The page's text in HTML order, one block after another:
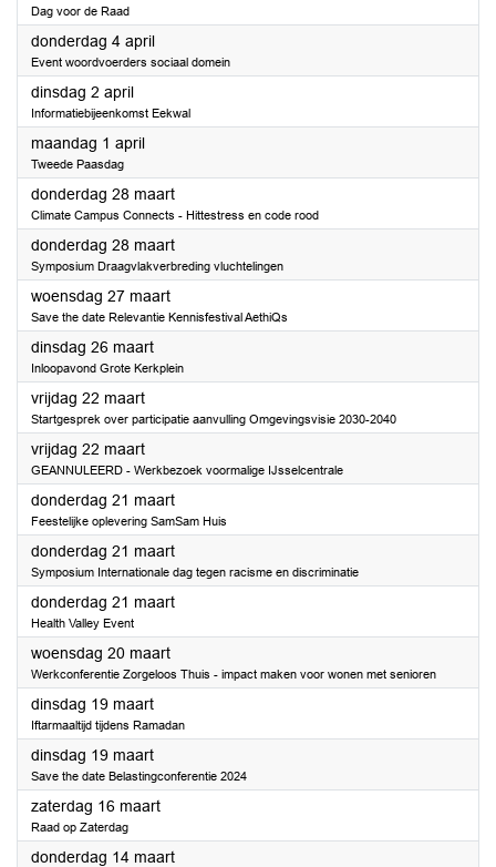
Dag voor de Raad
donderdag 4 april2024
Event woordvoerders sociaal domein
dinsdag 2 april2024
Informatiebijeenkomst Eekwal
maandag 1 april2024
Tweede Paasdag
donderdag 28 maart2024
Climate Campus Connects - Hittestress en code rood
donderdag 28 maart2024
Symposium Draagvlakverbreding vluchtelingen
woensdag 27 maart2024
Save the date Relevantie Kennisfestival AethiQs
dinsdag 26 maart2024
Inloopavond Grote Kerkplein
vrijdag 22 maart2024
Startgesprek over participatie aanvulling Omgevingsvisie 2030-2040
vrijdag 22 maart2024
GEANNULEERD - Werkbezoek voormalige IJsselcentrale
donderdag 21 maart2024
Feestelijke oplevering SamSam Huis
donderdag 21 maart2024
Symposium Internationale dag tegen racisme en discriminatie
donderdag 21 maart2024
Health Valley Event
woensdag 20 maart2024
Werkconferentie Zorgeloos Thuis - impact maken voor wonen met senioren
dinsdag 19 maart2024
Iftarmaaltijd tijdens Ramadan
dinsdag 19 maart2024
Save the date Belastingconferentie 2024
zaterdag 16 maart2024
Raad op Zaterdag
donderdag 14 maart2024